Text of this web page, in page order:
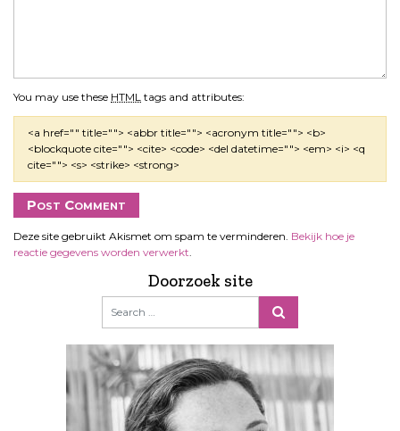
You may use these HTML tags and attributes:
<a href="" title=""> <abbr title=""> <acronym title=""> <b>
<blockquote cite=""> <cite> <code> <del datetime=""> <em> <i> <q
cite=""> <s> <strike> <strong>
Deze site gebruikt Akismet om spam te verminderen. Bekijk hoe je
reactie gegevens worden verwerkt
Doorzoek site